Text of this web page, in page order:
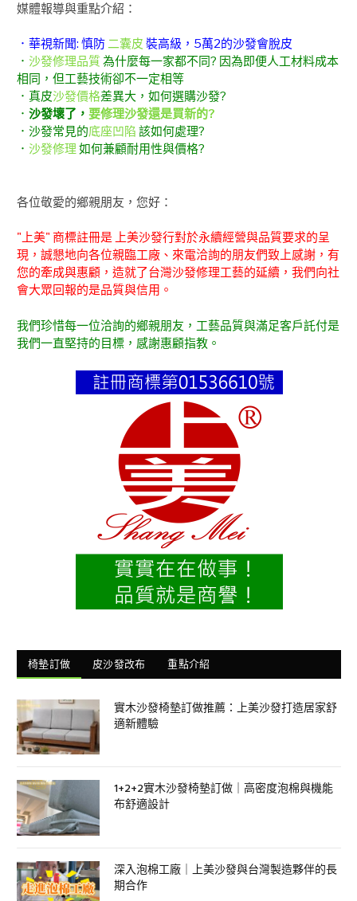
媒體報導與重點介紹：
．華視新聞: 慎防二囊皮 裝高級，5萬2的沙發會脫皮
． 沙發修理品質為什麼每一家都不同? 因為即便人工材料成本
相同，但工藝技術卻不一定相等
．真皮沙發價格差異大，如何選購沙發?
． 沙發壞了， 要修理沙發還是買新的?
．沙發常見的底座凹陷 該如何處理?
． 沙發修理 如何兼顧耐用性與價格?
各位敬愛的鄉親朋友，您好：
"上美" 商標註冊是 上美沙發行對於永續經營與品質要求的呈
現，誠懇地向各位親臨工廠、來電洽詢的朋友們致上感謝，有
您的牽成與惠顧，造就了台灣沙發修理工藝的延續，我們向社
會大眾回報的是品質與信用。
我們珍惜每一位洽詢的鄉親朋友，工藝品質與滿足客戶託付是
我們一直堅持的目標，感謝惠顧指教。
椅墊訂做 皮沙發改布 重點介紹
實木沙發椅墊訂做推薦：上美沙發打造居家舒
適新體驗
1+2+2實木沙發椅墊訂做｜高密度泡棉與機能
布舒適設計
深入泡棉工廠｜上美沙發與台灣製造夥伴的長
期合作